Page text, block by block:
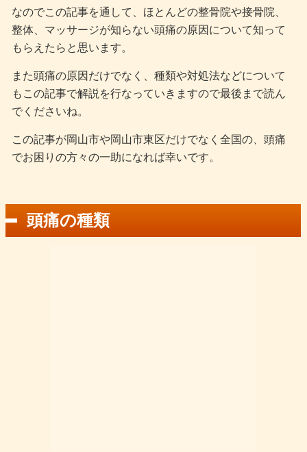
なのでこの記事を通して、ほとんどの整骨院や接骨院、
整体、マッサージが知らない頭痛の原因について知って
もらえたらと思います。
また頭痛の原因だけでなく、種類や対処法などについて
もこの記事で解説を行なっていきますので最後まで読ん
でくださいね。
この記事が岡山市や岡山市東区だけでなく全国の、頭痛
でお困りの方々の一助になれば幸いです。
頭痛の種類